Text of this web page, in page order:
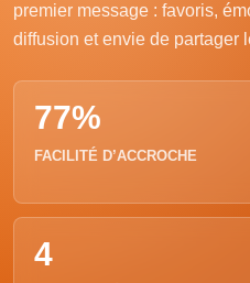
premier message : favoris,
diffusion et envie de partager
77%
FACILITÉ D’ACCROCHE
4